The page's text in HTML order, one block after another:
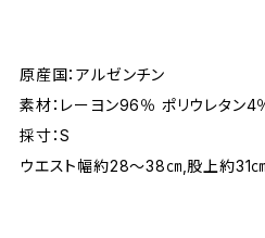
原産国：アルゼンチン
素材：レーヨン96％ ポリウレタン4
採寸：S
ウエスト幅約28〜38㎝,股上約31